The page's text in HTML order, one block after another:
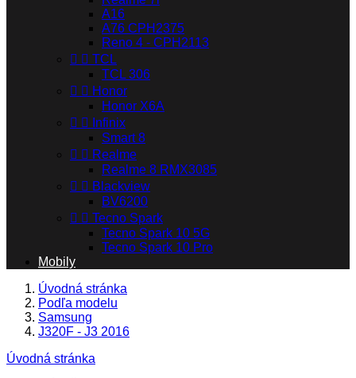
A16
A76 CPH2375
Reno 4 - CPH2113
  TCL
TCL 306
  Honor
Honor X6A
 
Infinix
Smart 8
  Realme
Realme 8 RMX3085
  Blackview
BV6200
  Tecno Spark
Tecno Spark 10 5G
Tecno Spark 10 Pro
Mobily
Úvodná stránka
Podľa modelu
Samsung
J320F - J3 2016
Úvodná stránka